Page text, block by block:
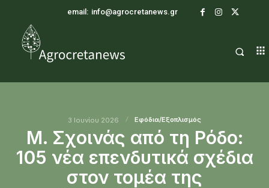
email: info@agrocretanews.gr
3 Ιουνίου 2026 Εφόδια/Εξοπλισμός
Μ. Σχοινάς από τη Ρόδο:
105 νέα επενδυτικά σχέδια
στον τομέα της